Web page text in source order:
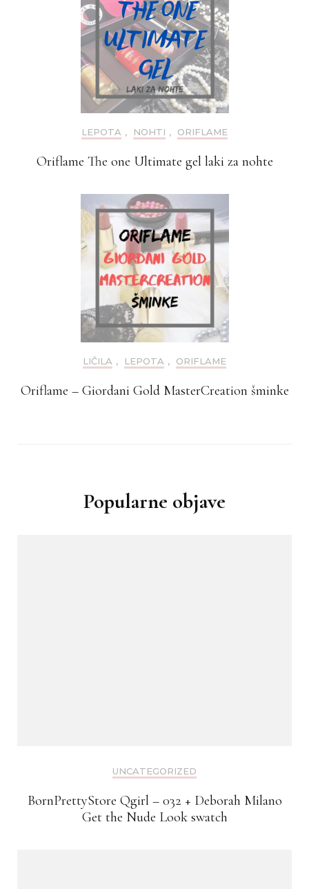
LEPOTA , NOHTI , ORIFLAME
Oriflame The one Ultimate gel laki za nohte
LIČILA , LEPOTA , ORIFLAME
Oriflame – Giordani Gold MasterCreation šminke
Popularne objave
UNCATEGORIZED
BornPrettyStore Qgirl – 032 + Deborah Milano
Get the Nude Look swatch